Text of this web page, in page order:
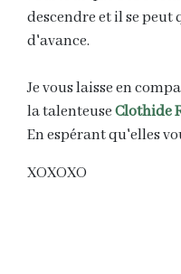
descendre et il se peut
d'avance.
Je vous laisse en
la talenteuseClothide
En espérant qu'elles
XOXOXO